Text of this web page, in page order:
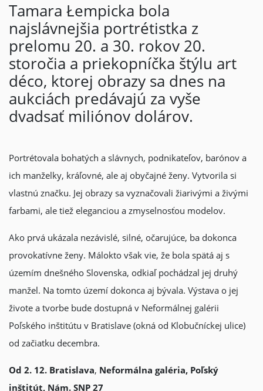
Tamara Łempicka bola
najslávnejšia portrétistka z
prelomu 20. a 30. rokov 20.
storočia a priekopníčka štýlu art
déco, ktorej obrazy sa dnes na
aukciách predávajú za vyše
dvadsať miliónov dolárov.
Portrétovala bohatých a slávnych, podnikateľov, barónov a
ich manželky, kráľovné, ale aj obyčajné ženy. Vytvorila si
vlastnú značku. Jej obrazy sa vyznačovali žiarivými a živými
farbami, ale tiež eleganciou a zmyselnosťou modelov.
Ako prvá ukázala nezávislé, silné, očarujúce, ba dokonca
provokatívne ženy. Málokto však vie, že bola spätá aj s
územím dnešného Slovenska, odkiaľ pochádzal jej druhý
manžel. Na tomto území dokonca aj bývala. Výstava o jej
živote a tvorbe bude dostupná v Neformálnej galérii
Poľského inštitútu v Bratislave (okná od Klobučníckej ulice)
od začiatku decembra.
Od 2. 12. Bratislava, Neformálna galéria, Poľský
inštitút, Nám. SNP 27